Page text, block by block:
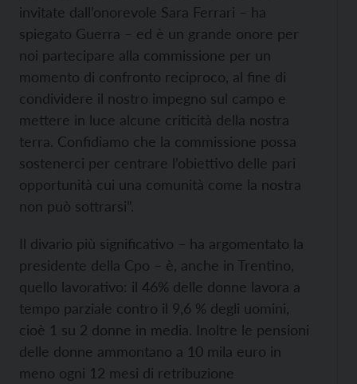
invitate dall’onorevole Sara Ferrari – ha
spiegato Guerra – ed è un grande onore per
noi partecipare alla commissione per un
momento di confronto reciproco, al fine di
condividere il nostro impegno sul campo e
mettere in luce alcune criticità della nostra
terra. Confidiamo che la commissione possa
sostenerci per centrare l’obiettivo delle pari
opportunità cui una comunità come la nostra
non può sottrarsi”.
Il divario più significativo – ha argomentato la
presidente della Cpo – è, anche in Trentino,
quello lavorativo: il 46% delle donne lavora a
tempo parziale contro il 9,6 % degli uomini,
cioè 1 su 2 donne in media. Inoltre le pensioni
delle donne ammontano a 10 mila euro in
meno ogni 12 mesi di retribuzione